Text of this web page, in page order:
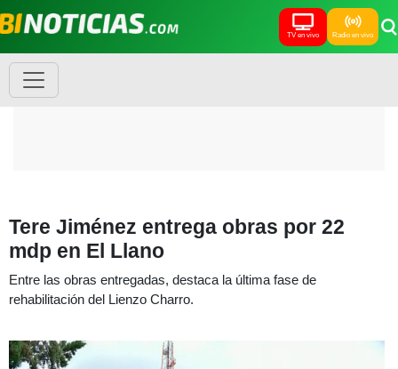
TV en vivo Radio en vivo
Tere Jiménez entrega obras por 22
mdp en El Llano
Entre las obras entregadas, destaca la última fase de
rehabilitación del Lienzo Charro.